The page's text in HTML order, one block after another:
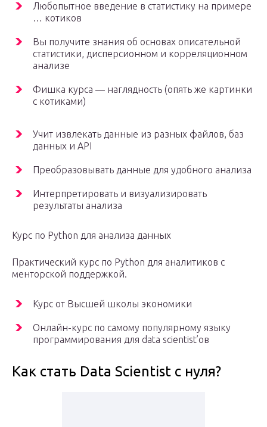
Любопытное введение в статистику на примере
… котиков
Вы получите знания об основах описательной
статистики, дисперсионном и корреляционном
анализе
Фишка курса — наглядность (опять же картинки
с котиками)
Учит извлекать данные из разных файлов, баз
данных и API
Преобразовывать данные для удобного анализа
Интерпретировать и визуализировать
результаты анализа
Курс по Python для анализа данных
Практический курс по Python для аналитиков с
менторской поддержкой.
Курс от Высшей школы экономики
Онлайн-курс по самому популярному языку
программирования для data scientist’ов
Как стать Data Scientist с нуля?